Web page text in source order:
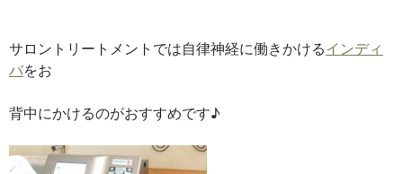
サロントリートメントでは自律神経に働きかけるインディ
バをお
背中にかけるのがおすすめです♪